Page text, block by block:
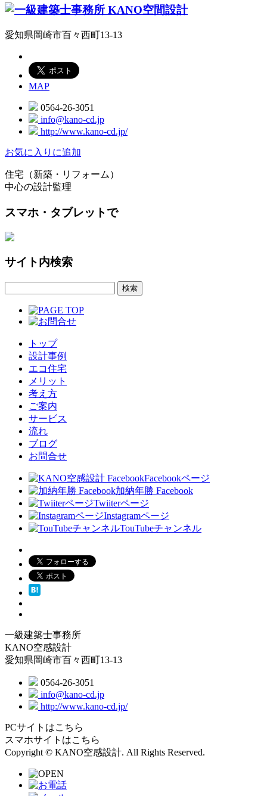
愛知県岡崎市百々西町13-13
MAP
0564-26-3051
info@kano-cd.jp
http://www.kano-cd.jp/
お気に入りに追加
住宅（新築・リフォーム）
中心の設計監理
スマホ・タブレットで
サイト内検索
トップ
設計事例
エコ住宅
メリット
考え方
ご案内
サービス
流れ
ブログ
お問合せ
Facebookページ
加納年勝 Facebook
Twiiterページ
Instagramページ
TouTubeチャンネル
一級建築士事務所
KANO空感設計
愛知県岡崎市百々西町13-13
0564-26-3051
info@kano-cd.jp
http://www.kano-cd.jp/
PCサイトはこちら
スマホサイトはこちら
Copyright © KANO空感設計. All Rights Reserved.